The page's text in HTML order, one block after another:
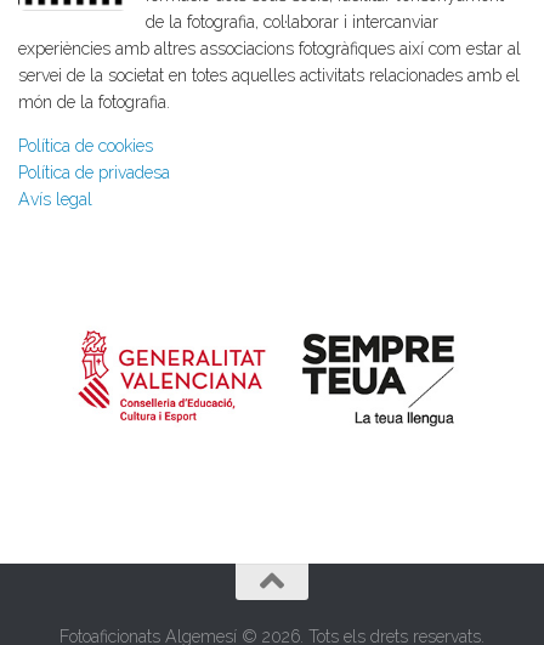
de la fotografia, col·laborar i intercanviar
experiències amb altres associacions fotogràfiques així com estar al
servei de la societat en totes aquelles activitats relacionades amb el
món de la fotografia.
Política de cookies
Política de privadesa
Avís legal
Fotoaficionats Algemesí © 2026. Tots els drets reservats.